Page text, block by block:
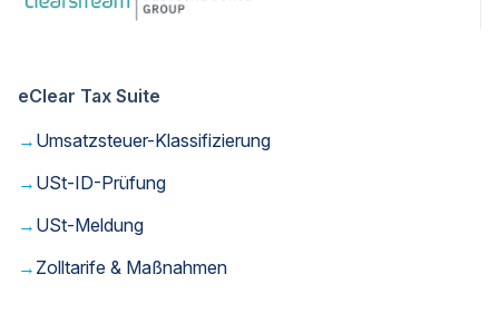
eClear Tax Suite
→ Umsatzsteuer-Klassifizierung
→ USt-ID-Prüfung
→ USt-Meldung
→ Zolltarife & Maßnahmen